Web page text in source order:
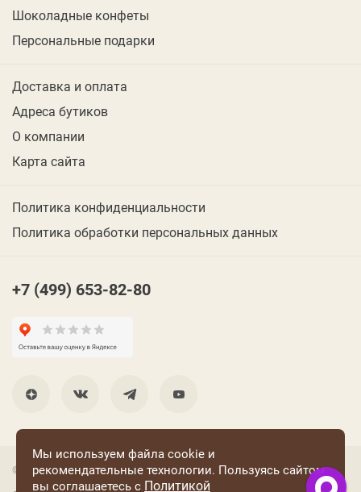
Шоколадные конфеты
Персональные подарки
Доставка и оплата
Адреса бутиков
О компании
Карта сайта
Политика конфиденциальности
Политика обработки персональных данных
+7 (499) 653-82-80
© 2001 Группа компаний «Конфаэль»
Мы используем файла cookie и
рекомендательные технологии. Пользуясь сайтом
вы соглашаетесь с Политикой